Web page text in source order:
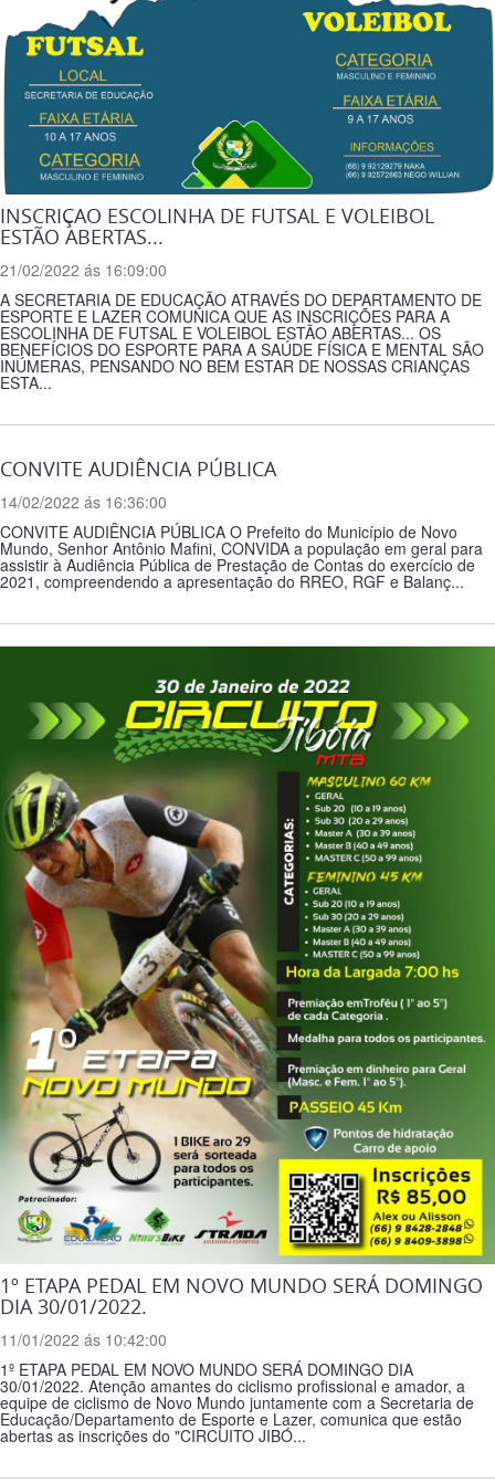
INSCRIÇAO ESCOLINHA DE FUTSAL E VOLEIBOL
ESTÃO ABERTAS...
21/02/2022 ás 16:09:00
A SECRETARIA DE EDUCAÇÃO ATRAVÉS DO DEPARTAMENTO DE
ESPORTE E LAZER COMUNICA QUE AS INSCRIÇÕES PARA A
ESCOLINHA DE FUTSAL E VOLEIBOL ESTÃO ABERTAS... OS
BENEFÍCIOS DO ESPORTE PARA A SAÚDE FÍSICA E MENTAL SÃO
INÚMERAS, PENSANDO NO BEM ESTAR DE NOSSAS CRIANÇAS
ESTA...
CONVITE AUDIÊNCIA PÚBLICA
14/02/2022 ás 16:36:00
CONVITE AUDIÊNCIA PÚBLICA O Prefeito do Município de Novo
Mundo, Senhor Antônio Mafini, CONVIDA a população em geral para
assistir à Audiência Pública de Prestação de Contas do exercício de
2021, compreendendo a apresentação do RREO, RGF e Balanç...
1º ETAPA PEDAL EM NOVO MUNDO SERÁ DOMINGO
DIA 30/01/2022.
11/01/2022 ás 10:42:00
1º ETAPA PEDAL EM NOVO MUNDO SERÁ DOMINGO DIA
30/01/2022. Atenção amantes do ciclismo profissional e amador, a
equipe de ciclismo de Novo Mundo juntamente com a Secretaria de
Educação/Departamento de Esporte e Lazer, comunica que estão
abertas as inscrições do "CIRCUITO JIBÓ...